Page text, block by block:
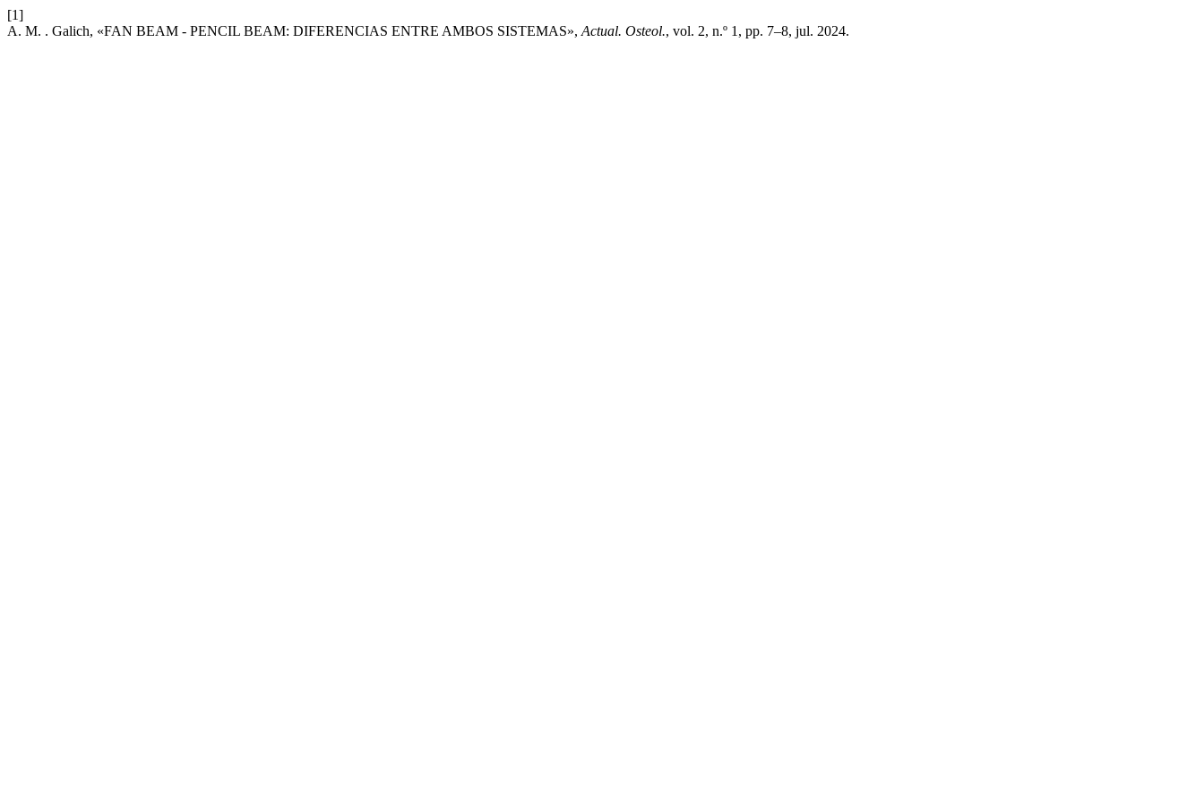
[1]
A. M. . Galich, «FAN BEAM - PENCIL BEAM: DIFERENCIAS ENTRE AMBOS SISTEMAS», Actual. Osteol., vol. 2, n.º 1, pp. 7–8, jul. 2024.